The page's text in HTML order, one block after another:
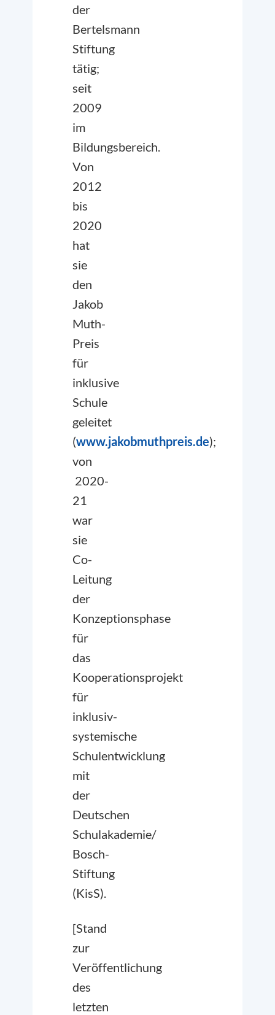
der
Bertelsmann
Stiftung
tätig;
seit
2009
im
Bildungsbereich.
Von
2012
bis
2020
hat
sie
den
Jakob
Muth-
Preis
für
inklusive
Schule
geleitet
(www.jakobmuthpreis.de);
von
2020-
21
war
sie
Co-
Leitung
der
Konzeptionsphase
für
das
Kooperationsprojekt
für
inklusiv-
systemische
Schulentwicklung
mit
der
Deutschen
Schulakademie/
Bosch-
Stiftung
(KisS).
[Stand
zur
Veröffentlichung
des
letzten